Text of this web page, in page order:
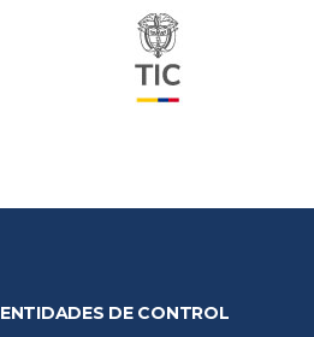
ENTIDADES DE CONTROL